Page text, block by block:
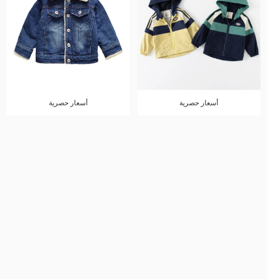
أسعار حصرية أسعار حصرية